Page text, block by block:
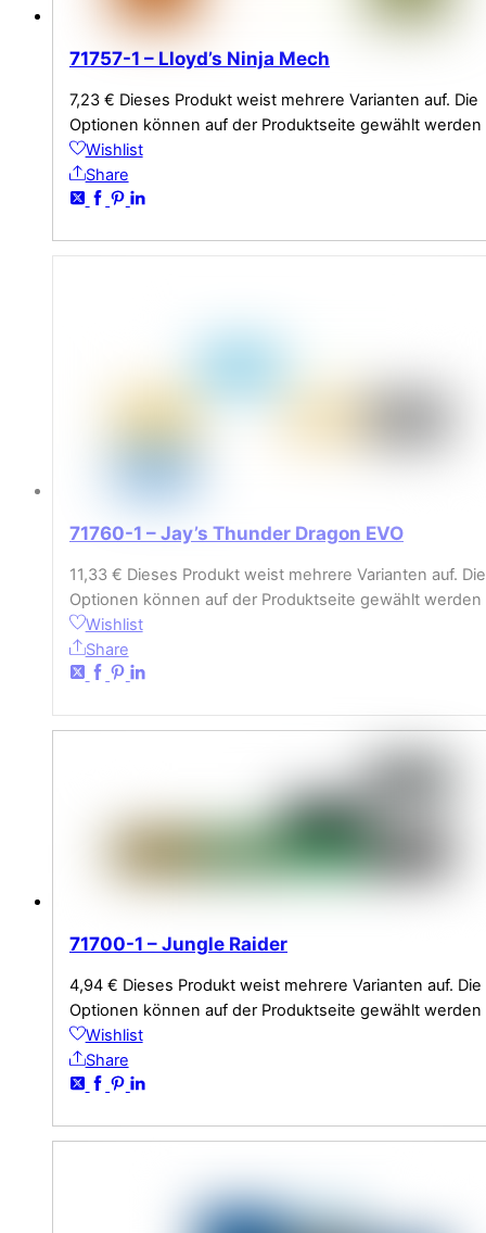
71757-1 – Lloyd’s Ninja Mech
7,23 € Dieses Produkt weist mehrere Varianten auf. Die
Optionen können auf der Produktseite gewählt werden
Wishlist
Share
71760-1 – Jay’s Thunder Dragon EVO
11,33 € Dieses Produkt weist mehrere Varianten auf. Die
Optionen können auf der Produktseite gewählt werden
Wishlist
Share
71700-1 – Jungle Raider
4,94 € Dieses Produkt weist mehrere Varianten auf. Die
Optionen können auf der Produktseite gewählt werden
Wishlist
Share